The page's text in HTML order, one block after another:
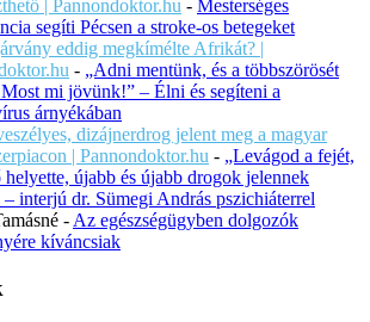
| Pannondoktor.hu - Mesterséges
segíti Pécsen a stroke-os betegeket
eddig megkímélte Afrikát? |
- „Adni mentünk, és a többszörösét
mi jövünk!” – Élni és segíteni a
árnyékában
dizájnerdrog jelent meg a magyar
| Pannondoktor.hu - „Levágod a fejét,
helyette, újabb és újabb drogok jelennek
interjú dr. Sümegi András pszichiáterrel
- Az egészségügyben dolgozók
kíváncsiak